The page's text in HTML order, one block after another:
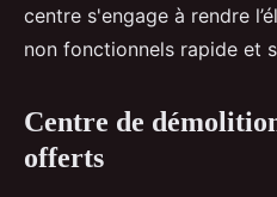
centre s'engage à rendre
non fonctionnels rapide et
Centre de
offerts